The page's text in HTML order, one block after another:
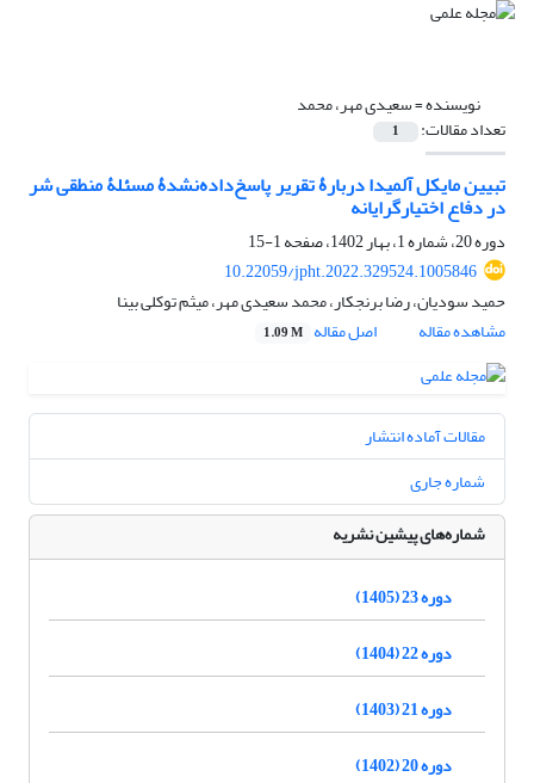
نویسنده =سعیدی مهر، محمد
تعداد مقالات: 1
تبیین مایکل آلمیدا دربارۀ تقریر پاسخ‌داده‌نشدۀ مسئلۀ منطقی شر
در دفاع اختیارگرایانه
دوره 20، شماره 1، بهار 1402، صفحه
1-15
10.22059/jpht.2022.329524.1005846
حمید سودیان، رضا برنجکار، محمد سعیدی مهر، میثم توکلی بینا
مشاهده مقاله
اصل مقاله 1.09 M
مقالات آماده انتشار
شماره جاری
شماره‌های پیشین نشریه
دوره 23 (1405)
دوره 22 (1404)
دوره 21 (1403)
دوره 20 (1402)